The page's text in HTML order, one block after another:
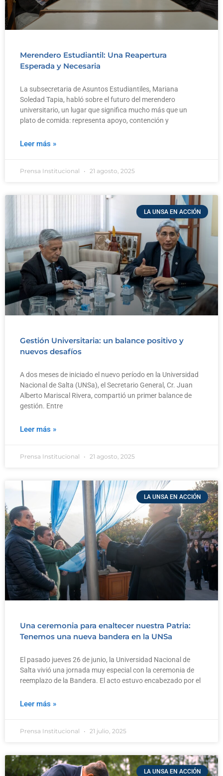
Merendero Estudiantil: Una Reapertura
Esperada y Necesaria
La subsecretaria de Asuntos Estudiantiles, Mariana
Soledad Tapia, habló sobre el futuro del merendero
universitario, un lugar que significa mucho más que un
plato de comida: representa apoyo, contención y
Leer más »
Prensa Institucional 21 agosto, 2025
LA UNSA EN ACCIÓN
Gestión Universitaria: un balance positivo y
nuevos desafíos
A dos meses de iniciado el nuevo período en la Universidad
Nacional de Salta (UNSa), el Secretario General, Cr. Juan
Alberto Mariscal Rivera, compartió un primer balance de
gestión. Entre
Leer más »
Prensa Institucional 21 agosto, 2025
LA UNSA EN ACCIÓN
Una ceremonia para enaltecer nuestra Patria:
Tenemos una nueva bandera en la UNSa
El pasado jueves 26 de junio, la Universidad Nacional de
Salta vivió una jornada muy especial con la ceremonia de
reemplazo de la Bandera. El acto estuvo encabezado por el
Leer más »
Prensa Institucional 21 julio, 2025
LA UNSA EN ACCIÓN